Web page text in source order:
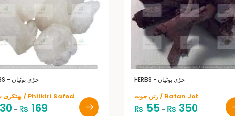
HERBS - جڑی بوٹیاں
پھٹکری سفید / Phitkiri Safed
30 – ₨ 169
HERBS - جڑی بوٹیاں
رتن جوت / Ratan Jot
₨ 55 – ₨ 350